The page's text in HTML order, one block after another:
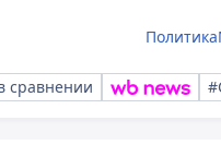
Политика
сравнении